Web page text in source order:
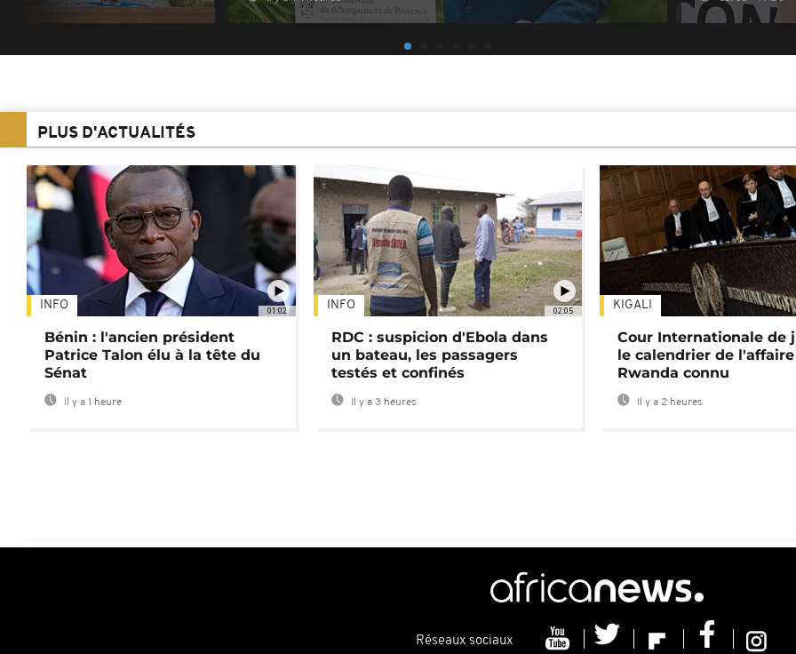
PLUS D'ACTUALITÉS
01:02
INFO
Bénin : l'ancien président
Patrice Talon élu à la tête du
Sénat
Il y a 1 heure
02:05
INFO
RDC : suspicion d'Ebola dans
un bateau, les passagers
testés et confinés
Il y a 3 heures
KIGALI
Cour Internationale de
le calendrier de l'affaire
Rwanda connu
Il y a 2 heures
Réseaux sociaux